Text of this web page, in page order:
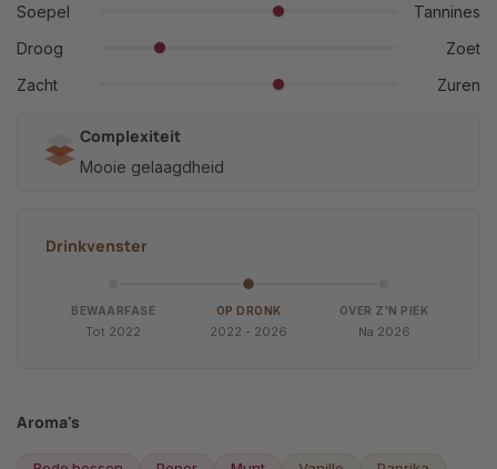
Soepel
Tannines
Droog
Zoet
Zacht
Zuren
Complexiteit
Mooie gelaagdheid
Drinkvenster
BEWAARFASE
Tot 2022
OP DRONK
2022 - 2026
OVER Z'N PIEK
Na 2026
Aroma's